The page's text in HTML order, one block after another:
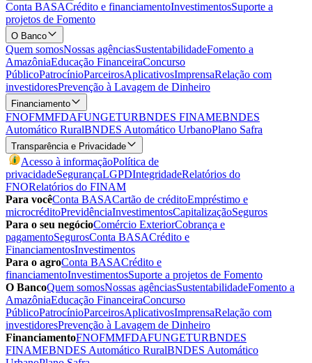
Conta BASACrédito e financiamentoInvestimentosSuporte a
projetos de Fomento
O Banco
Quem somosNossas agênciasSustentabilidadeFomento a
AmazôniaEducação FinanceiraConcurso
PúblicoPatrocínioParceirosAplicativosImprensaRelação com
investidoresPrevenção à Lavagem de Dinheiro
Financiamento
FNOFMMFDAFUNGETURBNDES FINAMEBNDES
Automático RuralBNDES Automático UrbanoPlano Safra
Transparência e Privacidade
Acesso à informaçãoPolítica de
privacidadeSegurançaLGPDIntegridadeRelatórios do
FNORelatórios do FINAM
Para vocêConta BASACartão de créditoEmpréstimo e
microcréditoPrevidênciaInvestimentosCapitalizaçãoSeguros
Para o seu negócioComércio ExteriorCobrança e
pagamentoSegurosConta BASACrédito e
FinanciamentosInvestimentos
Para o agroConta BASACrédito e
financiamentoInvestimentosSuporte a projetos de Fomento
O BancoQuem somosNossas agênciasSustentabilidadeFomento a
AmazôniaEducação FinanceiraConcurso
PúblicoPatrocínioParceirosAplicativosImprensaRelação com
investidoresPrevenção à Lavagem de Dinheiro
FinanciamentoFNOFMMFDAFUNGETURBNDES
FINAMEBNDES Automático RuralBNDES Automático